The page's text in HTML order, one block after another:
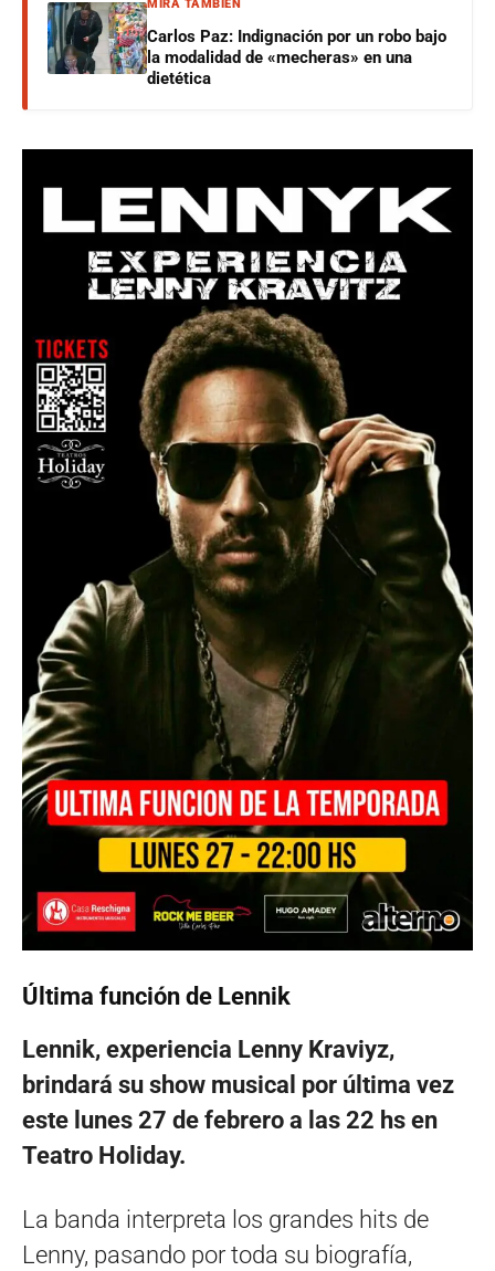
MIRÁ TAMBIÉN
Carlos Paz: Indignación por un robo bajo
la modalidad de «mecheras» en una
dietética
Última función de Lennik
Lennik, experiencia Lenny Kraviyz,
brindará su show musical por última vez
este lunes 27 de febrero a las 22 hs en
Teatro Holiday.
La banda interpreta los grandes hits de
Lenny, pasando por toda su biografía,